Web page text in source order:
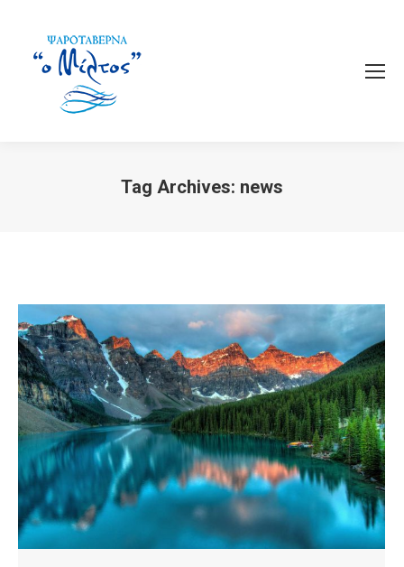
Tag Archives: news